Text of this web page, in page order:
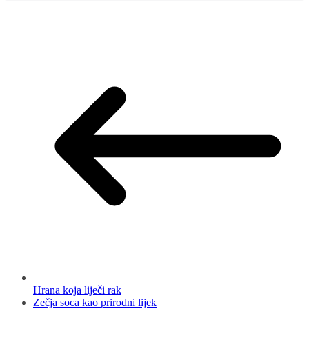
Hrana koja liječi rak
Zečja soca kao prirodni lijek